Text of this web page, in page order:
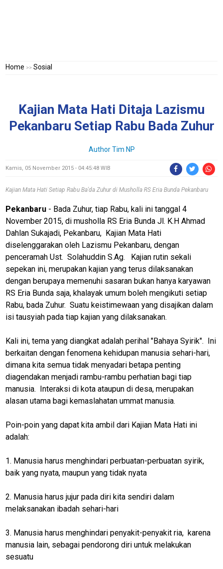
Home >>Sosial
Kajian Mata Hati Ditaja Lazismu
Pekanbaru Setiap Rabu Bada Zuhur
AuthorTim NP
Kamis, 05 November 2015 - 04:45:48 WIB
Kajian Mata Hati Setiap Rabu Ba'da Zuhur di Musholla RS Eria Bunda Pekanbaru
Pekanbaru - Bada Zuhur, tiap Rabu, kali ini tanggal 4
November 2015, di musholla RS Eria Bunda Jl. K.H Ahmad
Dahlan Sukajadi, Pekanbaru, Kajian Mata Hati
diselenggarakan oleh Lazismu Pekanbaru, dengan
penceramah Ust. Solahuddin S.Ag. Kajian rutin sekali
sepekan ini, merupakan kajian yang terus dilaksanakan
dengan berupaya memenuhi sasaran bukan hanya karyawan
RS Eria Bunda saja, khalayak umum boleh mengikuti setiap
Rabu, bada Zuhur. Suatu keistimewaan yang disajikan dalam
isi tausyiah pada tiap kajian yang dilaksanakan.
Kali ini, tema yang diangkat adalah perihal "Bahaya Syirik". Ini
berkaitan dengan fenomena kehidupan manusia sehari-hari,
dimana kita semua tidak menyadari betapa penting
diagendakan menjadi rambu-rambu perhatian bagi tiap
manusia. Interaksi di kota ataupun di desa, merupakan
alasan utama bagi kemaslahatan ummat manusia.
Poin-poin yang dapat kita ambil dari Kajian Mata Hati ini
adalah:
1. Manusia harus menghindari perbuatan-perbuatan syirik,
baik yang nyata, maupun yang tidak nyata
2. Manusia harus jujur pada diri kita sendiri dalam
melaksanakan ibadah sehari-hari
3. Manusia harus menghindari penyakit-penyakit ria, karena
manusia lain, sebagai pendorong diri untuk melakukan
sesuatu